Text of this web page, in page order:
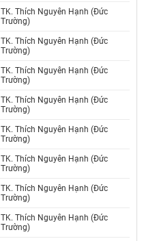
TK. Thích Nguyên Hạnh (Đức
Trường)
TK. Thích Nguyên Hạnh (Đức
Trường)
TK. Thích Nguyên Hạnh (Đức
Trường)
TK. Thích Nguyên Hạnh (Đức
Trường)
TK. Thích Nguyên Hạnh (Đức
Trường)
TK. Thích Nguyên Hạnh (Đức
Trường)
TK. Thích Nguyên Hạnh (Đức
Trường)
TK. Thích Nguyên Hạnh (Đức
Trường)